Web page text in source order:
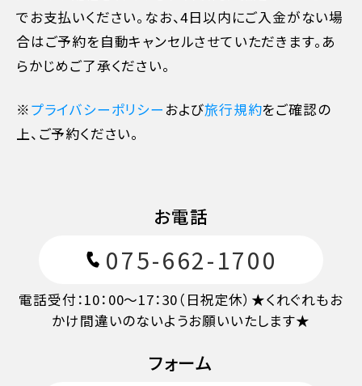
11日目に当たる日以前 無料
7日目に当たる日以降
でお支払いください。なお、4日以内にご入金がない場
合はご予約を自動キャンセルさせていただきます。あ
らかじめご了承ください。
※プライバシーポリシーおよび旅行規約をご確認の
上、ご予約ください。
お電話
075-662-1700
電話受付：10：00～17：30（日祝定休）★くれぐれもお
かけ間違いのないようお願いいたします★
フォーム